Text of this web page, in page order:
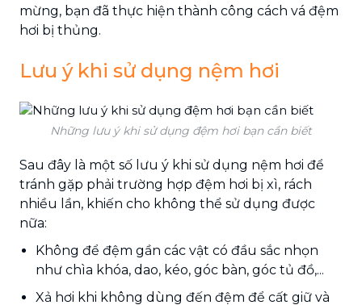
mừng, bạn đã thực hiện thành công cách vá đệm
hơi bị thủng.
Lưu ý khi sử dụng nệm hơi
Những lưu ý khi sử dụng đệm hơi bạn cần biết
Sau đây là một số lưu ý khi sử dụng nệm hơi để
tránh gặp phải trường hợp đệm hơi bị xì, rách
nhiều lần, khiến cho không thể sử dụng được
nữa:
Không để đệm gần các vật có đầu sắc nhọn
như chìa khóa, dao, kéo, góc bàn, góc tủ đồ,...
Xả hơi khi không dùng đến đệm để cất giữ và